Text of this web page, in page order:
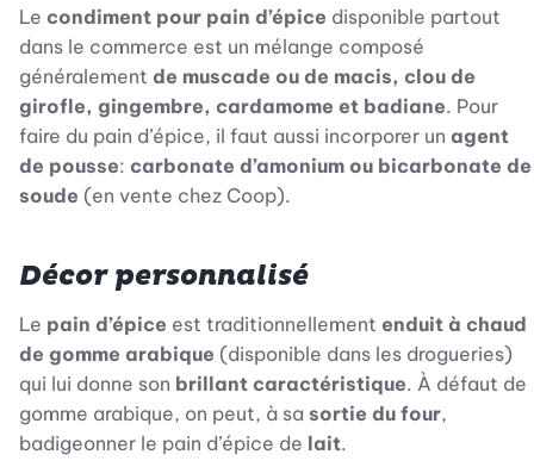
Le condiment pour pain d’épice disponible partout
dans le commerce est un mélange composé
généralement de muscade ou de macis, clou de
girofle, gingembre, cardamome et badiane. Pour
faire du pain d’épice, il faut aussi incorporer un agent
de pousse: carbonate d’amonium ou bicarbonate de
soude (en vente chez Coop).
Décor personnalisé
Le pain d’épice est traditionnellement enduit à chaud
de gomme arabique (disponible dans les drogueries)
qui lui donne son brillant caractéristique. À défaut de
gomme arabique, on peut, à sa sortie du four,
badigeonner le pain d’épice de lait.